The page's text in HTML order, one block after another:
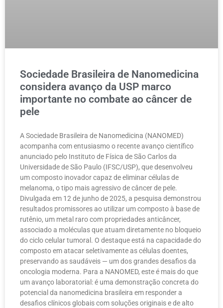
Sociedade Brasileira de Nanomedicina
considera avanço da USP marco
importante no combate ao câncer de
pele
A Sociedade Brasileira de Nanomedicina (NANOMED)
acompanha com entusiasmo o recente avanço científico
anunciado pelo Instituto de Física de São Carlos da
Universidade de São Paulo (IFSC/USP), que desenvolveu
um composto inovador capaz de eliminar células de
melanoma, o tipo mais agressivo de câncer de pele.
Divulgada em 12 de junho de 2025, a pesquisa demonstrou
resultados promissores ao utilizar um composto à base de
rutênio, um metal raro com propriedades anticâncer,
associado a moléculas que atuam diretamente no bloqueio
do ciclo celular tumoral. O destaque está na capacidade do
composto em atacar seletivamente as células doentes,
preservando as saudáveis — um dos grandes desafios da
oncologia moderna. Para a NANOMED, este é mais do que
um avanço laboratorial: é uma demonstração concreta do
potencial da nanomedicina brasileira em responder a
desafios clínicos globais com soluções originais e de alto